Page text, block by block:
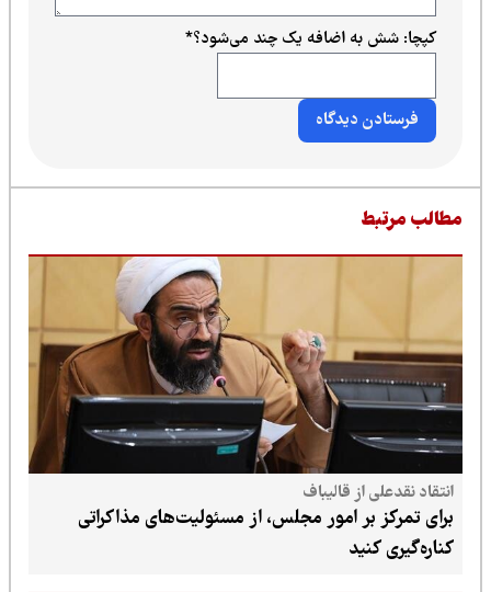
کپچا: شش به اضافه یک چند می‌شود؟*
مرتبط
انتقاد نقدعلی از قالیباف
برای تمرکز بر امور مجلس، از مسئولیت‌های مذاکراتی
کناره‌گیری کنید